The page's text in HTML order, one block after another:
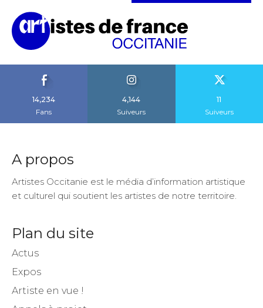
14,234
Fans
4,144
Suiveurs
11
Suiveurs
A propos
Artistes Occitanie est le média d’information artistique
et culturel qui soutient les artistes de notre territoire.
Plan du site
Actus
Expos
Artiste en vue !